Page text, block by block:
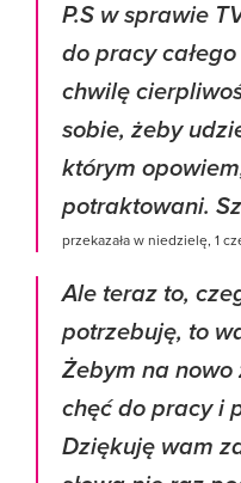
P.S w sprawie
do pracy
chwilę
sobie, żeby
którym
potraktowani.
przekazała w niedzielę, 1
Ale teraz to,
potrzebuję, to
Żebym na nowo
chęć do pracy i
Dziękuję wam